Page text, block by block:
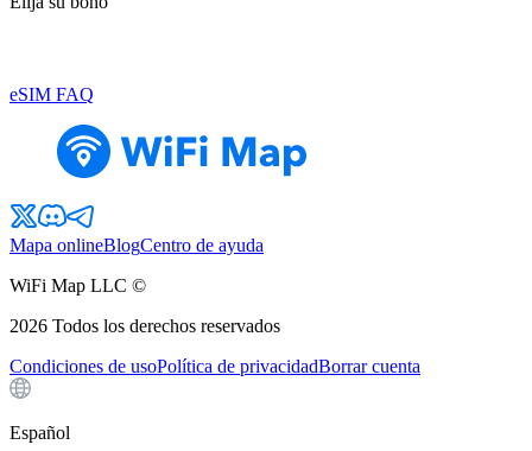
eSIM FAQ
Mapa onlineBlogCentro de ayuda
WiFi Map LLC ©
2026 Todos los derechos reservados
Condiciones de usoPolítica de privacidadBorrar cuenta
Español